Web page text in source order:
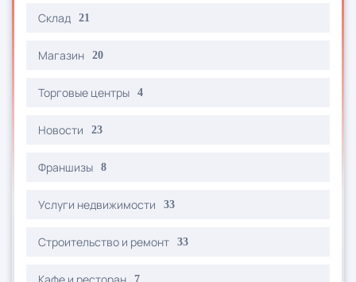
Склад 21
Магазин 20
Торговые центры 4
Новости 23
Франшизы 8
Услуги недвижимости 33
Строительство и ремонт 33
Кафе и ресторан 7